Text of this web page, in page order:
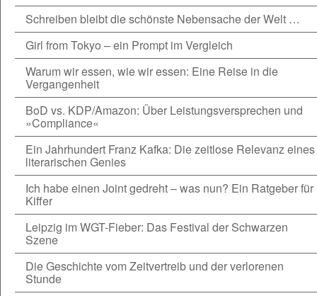
Schreiben bleibt die schönste Nebensache der Welt …
Girl from Tokyo – ein Prompt im Vergleich
Warum wir essen, wie wir essen: Eine Reise in die
Vergangenheit
BoD vs. KDP/Amazon: Über Leistungsversprechen und
»Compliance«
Ein Jahrhundert Franz Kafka: Die zeitlose Relevanz eines
literarischen Genies
Ich habe einen Joint gedreht – was nun? Ein Ratgeber für
Kiffer
Leipzig im WGT-Fieber: Das Festival der Schwarzen
Szene
Die Geschichte vom Zeitvertreib und der verlorenen
Stunde